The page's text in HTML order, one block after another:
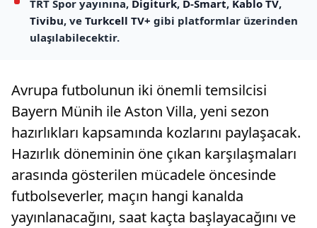
TRT Spor yayınına, Digiturk, D-Smart, Kablo TV,
Tivibu, ve Turkcell TV+ gibi platformlar üzerinden
ulaşılabilecektir.
Avrupa futbolunun iki önemli temsilcisi
Bayern Münih ile Aston Villa, yeni sezon
hazırlıkları kapsamında kozlarını paylaşacak.
Hazırlık döneminin öne çıkan karşılaşmaları
arasında gösterilen mücadele öncesinde
futbolseverler, maçın hangi kanalda
yayınlanacağını, saat kaçta başlayacağını ve